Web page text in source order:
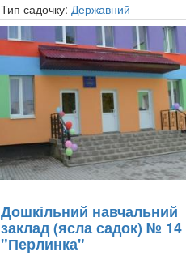
Тип садочку:Державний
Дошкільний навчальний
заклад (ясла садок) № 14
"Перлинка"